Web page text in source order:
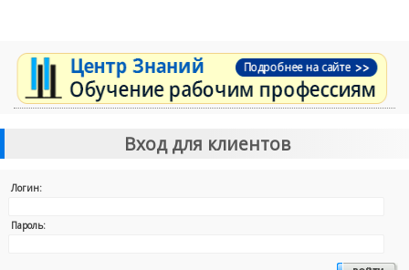
Вход для клиентов
Логин:
Пароль: